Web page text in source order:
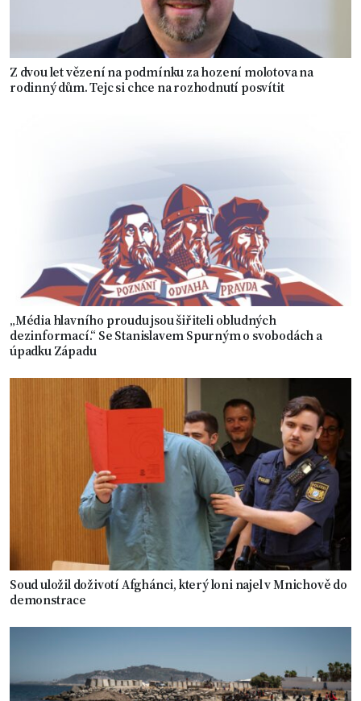
Z dvou let vězení na podmínku za hození molotova na
rodinný dům. Tejc si chce na rozhodnutí posvítit
„Média hlavního proudu jsou šiřiteli obludných
dezinformací.“ Se Stanislavem Spurným o svobodách a
úpadku Západu
Soud uložil doživotí Afghánci, který loni najel v Mnichově do
demonstrace